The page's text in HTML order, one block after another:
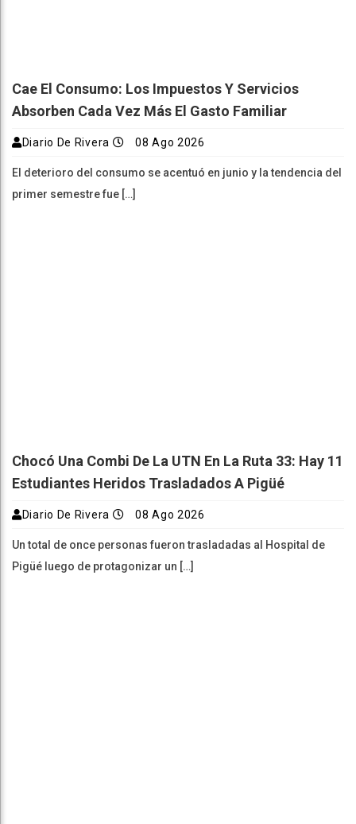
Cae El Consumo: Los Impuestos Y Servicios
Absorben Cada Vez Más El Gasto Familiar
Diario De Rivera 08 Ago 2026
El deterioro del consumo se acentuó en junio y la tendencia del
primer semestre fue […]
Chocó Una Combi De La UTN En La Ruta 33: Hay 11
Estudiantes Heridos Trasladados A Pigüé
Diario De Rivera 08 Ago 2026
Un total de once personas fueron trasladadas al Hospital de
Pigüé luego de protagonizar un […]